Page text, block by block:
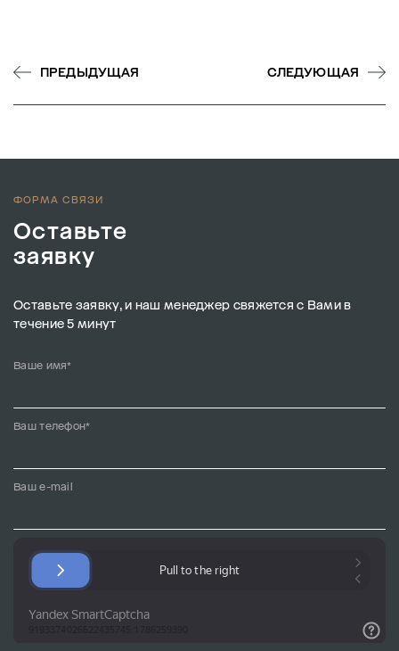
ПРЕДЫДУЩАЯ СЛЕДУЮЩАЯ
ФОРМА СВЯЗИ
Оставьте
заявку
Оставьте заявку, и наш менеджер свяжется с Вами в
течение 5 минут
Ваше имя*
Ваш телефон*
Ваш e-mail